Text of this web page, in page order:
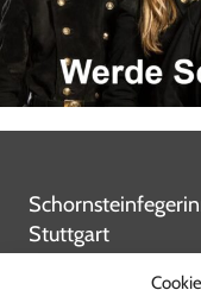
Stuttgart